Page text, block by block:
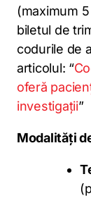
(maximum
biletul de
codurile de
articolul: “
oferă
investigații”
Modalități